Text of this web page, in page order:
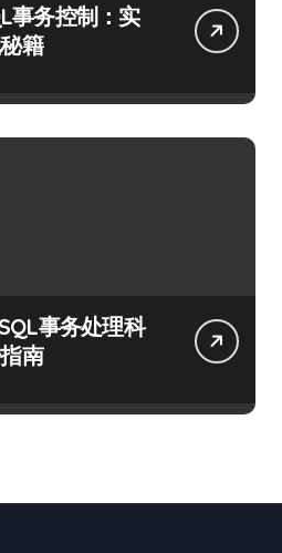
事务控制：实
籍
事务处理科
南